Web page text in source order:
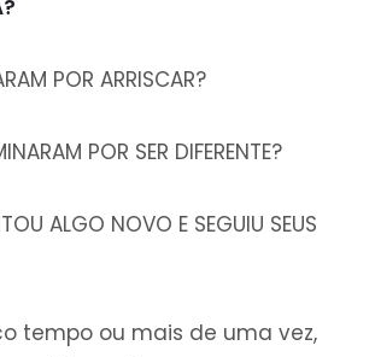
POR ARRISCAR?
POR SER DIFERENTE?
ALGO NOVO E SEGUIU SEUS
tempo ou mais de uma vez,